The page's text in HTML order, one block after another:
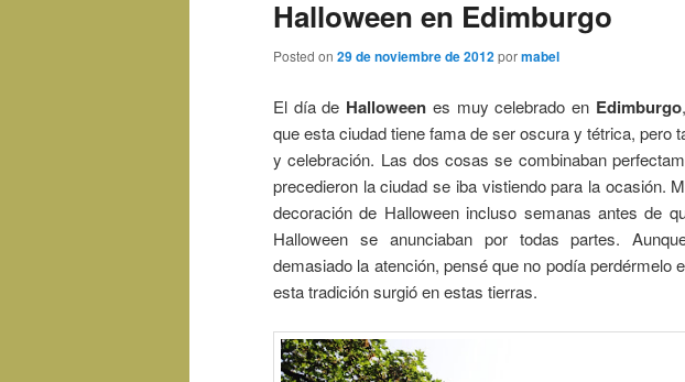
Halloween en Edimburgo
Posted on 29 de noviembre de 2012pormabel
El día de Halloween es muy celebrado en Edimburgo
que esta ciudad tiene fama de ser oscura y tétrica, pero
y celebración. Las dos cosas se combinaban
precedieron la ciudad se iba vistiendo para la ocasión.
decoración de Halloween incluso semanas antes de
Halloween se anunciaban por todas partes.
demasiado la atención, pensé que no podía perdérmelo
esta tradición surgió en estas tierras.